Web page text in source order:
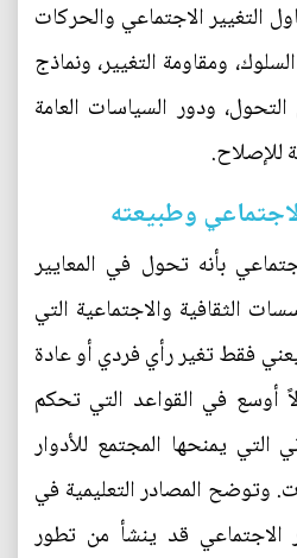
التغيير الاجتماعي والحركات
ومقاومة التغيير، ونماذج
ودور السياسات العامة
للإصلاح.
وطبيعته
بأنه تحول في المعايير
الثقافية والاجتماعية التي
فقط تغير رأي فردي أو عادة
أوسع في القواعد التي تحكم
التي يمنحها المجتمع للأدوار
وتوضح المصادر التعليمية في
الاجتماعي قد ينشأ من تطور